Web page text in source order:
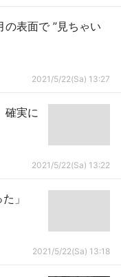
の表面で ”見ちゃい
2021/5/22(Sa) 13:27
確実に
2021/5/22(Sa) 13:22
」
2021/5/22(Sa) 13:18